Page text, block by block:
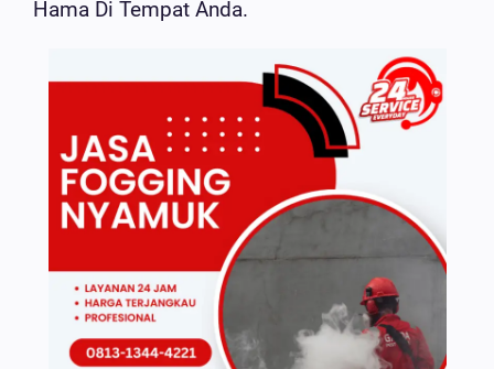
Hama Di Tempat Anda.